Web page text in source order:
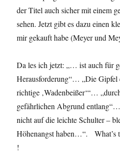
der Titel auch sicher mit einem
sehen. Jetzt gibt es dazu einen
mir gekauft habe (Meyer und
Da les ich jetzt: „… ist auch für
Herausforderung“… „Die Gipfel
richtige ‚Wadenbeißer‘“…
gefährlichen Abgrund
nicht auf die leichte Schulter –
Höhenangst haben…“. What’s
!